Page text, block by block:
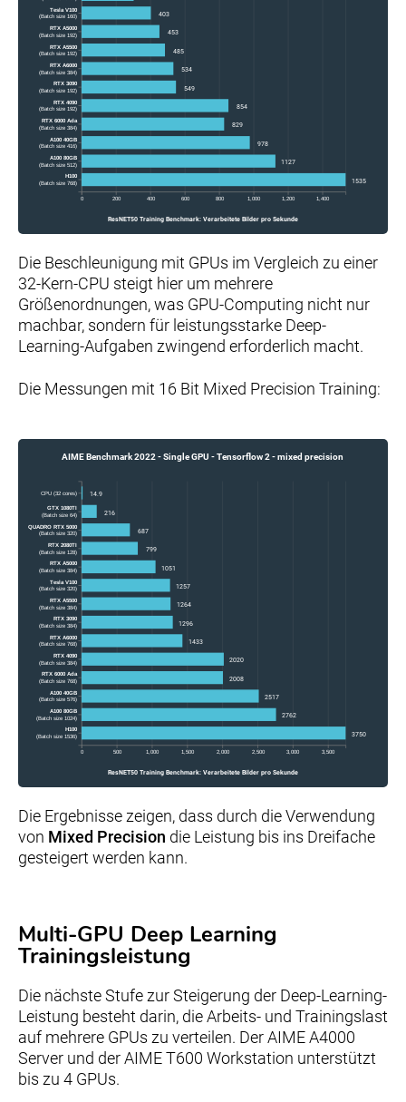
0 200 400 600 800 1,000 1,200 1,400
H100
(Batch size 768)
A100 80GB
(Batch size 512)
A100 40GB
(Batch size 416)
RTX 6000 Ada
(Batch size 384)
RTX 4090
(Batch size 192)
RTX 3090
(Batch size 192)
RTX A6000
(Batch size 384)
RTX A5500
(Batch size 192)
RTX A5000
(Batch size 192)
Tesla V100
(Batch size 160)
1535
1127
978
829
854
549
534
485
453
403
ResNET50 Training Benchmark: Verarbeitete Bilder pro Sekunde
Die Beschleunigung mit GPUs im Vergleich zu einer
32-Kern-CPU steigt hier um mehrere
Größenordnungen, was GPU-Computing nicht nur
machbar, sondern für leistungsstarke Deep-
Learning-Aufgaben zwingend erforderlich macht.
Die Messungen mit 16 Bit Mixed Precision Training:
0 500 1,000 1,500 2,000 2,500 3,000 3,500
H100
(Batch size 1536)
A100 80GB
(Batch size 1024)
A100 40GB
(Batch size 576)
RTX 6000 Ada
(Batch size 768)
RTX 4090
(Batch size 384)
RTX A6000
(Batch size 768)
RTX 3090
(Batch size 384)
RTX A5500
(Batch size 384)
Tesla V100
(Batch size 320)
RTX A5000
(Batch size 384)
RTX 2080TI
(Batch size 128)
QUADRO RTX 5000
(Batch size 320)
GTX 1080TI
(Batch size 64)
CPU (32 cores)
3750
2762
2517
2008
2020
1433
1296
1264
1257
1051
799
687
216
14.9
AIME Benchmark 2022 - Single GPU - Tensorflow 2 - mixed precision
ResNET50 Training Benchmark: Verarbeitete Bilder pro Sekunde
Die Ergebnisse zeigen, dass durch die Verwendung
von Mixed Precision die Leistung bis ins Dreifache
gesteigert werden kann.
Multi-GPU Deep Learning
Trainingsleistung
Die nächste Stufe zur Steigerung der Deep-Learning-
Leistung besteht darin, die Arbeits- und Trainingslast
auf mehrere GPUs zu verteilen. Der AIME A4000
Server und der AIME T600 Workstation unterstützt
bis zu 4 GPUs.